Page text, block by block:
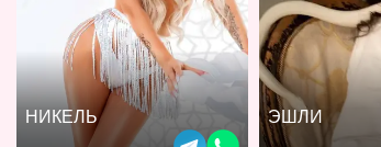
НИКЕЛЬ ЭШЛИ